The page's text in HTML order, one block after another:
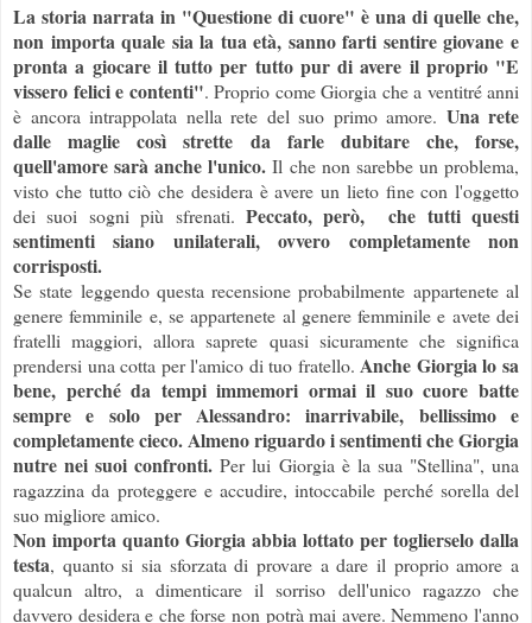
La storia narrata in "Questione di cuore" è una di quelle che,
non importa quale sia la tua età, sanno farti sentire giovane e
pronta a giocare il tutto per tutto pur di avere il proprio "E
vissero felici e contenti". Proprio come Giorgia che a ventitré anni
è ancora intrappolata nella rete del suo primo amore. Una rete
dalle maglie così strette da farle dubitare che, forse,
quell'amore sarà anche l'unico. Il che non sarebbe un problema,
visto che tutto ciò che desidera è avere un lieto fine con l'oggetto
dei suoi sogni più sfrenati. Peccato, però, che tutti questi
sentimenti siano unilaterali, ovvero completamente non
corrisposti.
Se state leggendo questa recensione probabilmente appartenete al
genere femminile e, se appartenete al genere femminile e avete dei
fratelli maggiori, allora saprete quasi sicuramente che significa
prendersi una cotta per l'amico di tuo fratello. Anche Giorgia lo sa
bene, perché da tempi immemori ormai il suo cuore batte
sempre e solo per Alessandro: inarrivabile, bellissimo e
completamente cieco. Almeno riguardo i sentimenti che Giorgia
nutre nei suoi confronti.Per lui Giorgia è la sua "Stellina", una
ragazzina da proteggere e accudire, intoccabile perché sorella del
suo migliore amico.
Non importa quanto Giorgia abbia lottato per toglierselo dalla
testa, quanto si sia sforzata di provare a dare il proprio amore a
qualcun altro, a dimenticare il sorriso dell'unico ragazzo che
davvero desidera e che forse non potrà mai avere. Nemmeno l'anno